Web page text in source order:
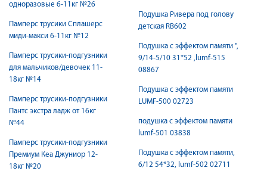
одноразовые 6-11кг №26
Памперс трусики Сплашерс
миди-макси 6-11кг №12
Памперс трусики-подгузники
для мальчиков/девочек 11-
18кг №14
Памперс трусики-подгузники
Пантс экстра ладж от 16кг
№44
Памперс трусики-подгузники
Премиум Кеа Джуниор 12-
18кг №20
Подушка Ривера под голову
детская RB602
Подушка с эффектом памяти ",
9/14-5/10 31*52 ,lumf-515
08867
Подушка с эффектом памяти
LUMF-500 02723
подушка с эффектом памяти
lumf-501 03838
Подушка с эффектом памяти,
6/12 54*32, lumf-502 02711